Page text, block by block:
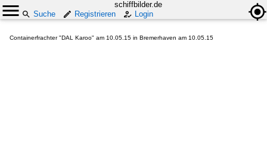
schiffbilder.de
Suche
Registrieren Login
Containerfrachter "DAL Karoo" am 10.05.15 in Bremerhaven am 10.05.15